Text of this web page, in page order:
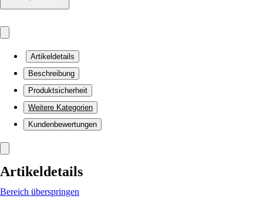
Artikeldetails
Beschreibung
Produktsicherheit
Weitere Kategorien
Kundenbewertungen
Artikeldetails
Bereich überspringen